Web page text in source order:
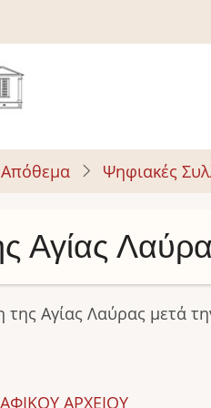
Ψηφιακές
Αγίας
Αγίας Λαύρας μετά
ΑΡΧΕΙΟΥ